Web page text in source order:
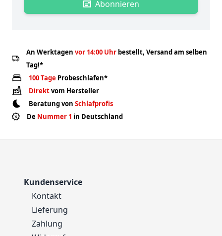
Abonnieren
An Werktagen vor 14:00 Uhrbestellt, Versand am selben
Tag!*
100 Tage Probeschlafen*
Direktvom Hersteller
Beratung von Schlafprofis
De Nummer 1 in Deutschland
Kundenservice
Kontakt
Lieferung
Zahlung